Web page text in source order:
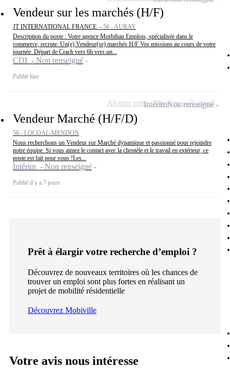
Vendeur sur les marchés (H/F)
JT INTERNATIONAL FRANCE - 56 - AURAY
Description du poste : Votre agence Morbihan Emplois, spécialisée dans le
commerce, recrute: Un(e) Vendeur(se) marchés H/F Vos missions au cours de votre
journée: Départ de Crach vers 6h vers un...
CDI - Non renseigné
Publié hier
Vendeur Marché (H/F/D)
56 - LOCOAL-MENDON
Nous recherchons un Vendeur sur Marché dynamique et passionné pour rejoindre
notre équipe. Si vous aimez le contact avec la clientèle et le travail en extérieur, ce
poste est fait pour vous !Les...
Intérim - Non renseigné
Publié il y a 7 jours
IntérimNon renseigné
Ajouter cette offre à ma sélection
Prêt à élargir votre recherche d’emploi ?
Découvrez de nouveaux territoires où les chances de
trouver un emploi sont plus fortes en réalisant un
projet de mobilité résidentielle
Découvrez Mobiville
Votre avis nous intéresse